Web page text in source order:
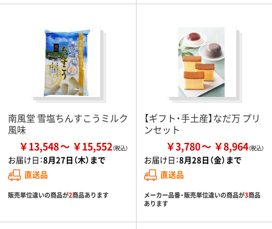
南風堂 雪塩ちんすこうミルク
風味
￥13,548 ￥15,552
お届け日：8月27日（木）まで
直送品
販売単位違いの商品が2商品あります
【ギフト・手土産】なだ万 プリ
ンセット
￥3,780 ￥8,964
お届け日：8月28日（金）まで
直送品
メーカー品番・販売単位違いの商品が3商品
あります